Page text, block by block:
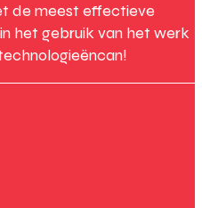
de meest effectieve
het gebruik van het werk